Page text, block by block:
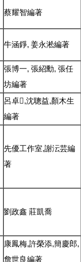
蔡耀智編著
牛涵錚, 姜永淞編著
張博一, 張紹勳, 張任
坊編著
呂卓,沈聰益,顏木生
編著
先優工作室,謝沄芸編
著
劉政鑫 莊凱喬
康鳳梅,許榮添,簡慶郎,
詹世良編著